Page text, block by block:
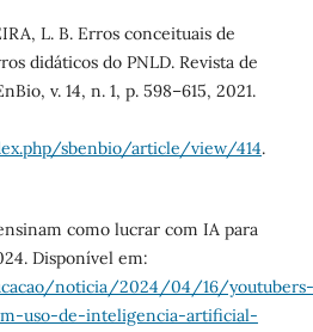
L. B. Erros conceituais de
didáticos do PNLD. Revista de
v. 14, n. 1, p. 598–615, 2021.
sbenbio/article/view/414.
como lucrar com IA para
Disponível em:
noticia/2024/04/16/youtubers-
uso-de-inteligencia-artificial-